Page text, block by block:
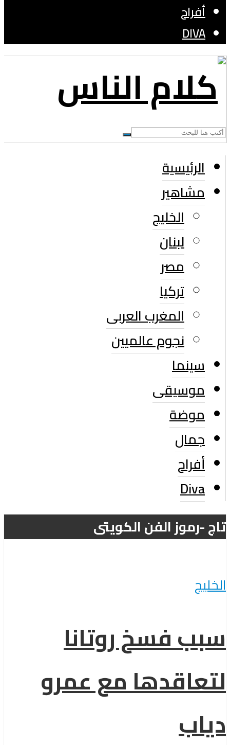
أفراح
DIVA
الرئيسية
مشاهير
الخليج
لبنان
مصر
تركيا
المغرب العربى
نجوم عالميين
سينما
موسيقى
موضة
جمال
أفراح
Diva
تاج -رموز الفن الكويتى
الخليج
سبب فسخ روتانا
لتعاقدها مع عمرو
دياب